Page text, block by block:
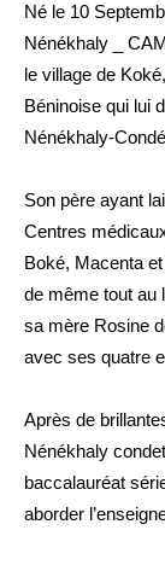
Né le 10
Nénékhaly _
le village de
Béninoise qui lui
Nénékhaly-
Son père ayant
Centres
Boké, Macenta
de même tout au
sa mère Rosine
avec ses quatre
Après de
Nénékhaly
baccalauréat
aborder